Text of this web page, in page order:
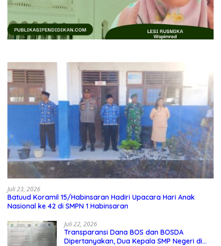
Juli 23, 2026
Batuud Koramil 15/Habinsaran Hadiri Upacara Hari Anak
Nasional ke 42 di SMPN 1 Habinsaran
Juli 22, 2026
Transparansi Dana BOS dan BOSDA
Dipertanyakan, Dua Kepala SMP Negeri di